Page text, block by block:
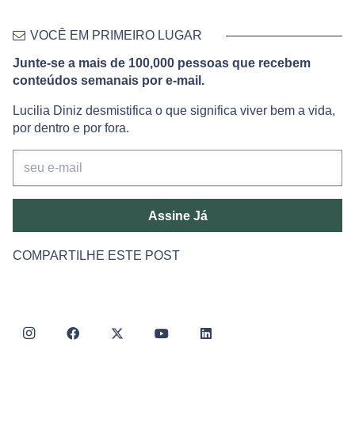
VOCÊ EM PRIMEIRO LUGAR
Junte-se a mais de 100,000 pessoas que recebem
conteúdos semanais por e-mail.
Lucilia Diniz desmistifica o que significa viver bem a vida,
por dentro e por fora.
Assine Já
COMPARTILHE ESTE POST